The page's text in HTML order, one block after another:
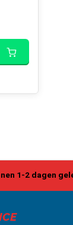
1-2 dagen